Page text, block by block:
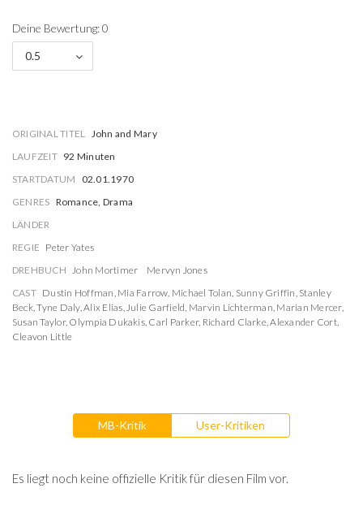
Deine Bewertung: 0
0.5
ORIGINAL TITEL John and Mary
LAUFZEIT 92 Minuten
STARTDATUM
02.01.1970
GENRES Romance, Drama
LÄNDER
REGIE Peter Yates
DREHBUCH John Mortimer
Mervyn Jones
CAST Dustin Hoffman, Mia Farrow, Michael Tolan, Sunny Griffin, Stanley
Beck,Tyne Daly,Alix Elias,Julie Garfield, Marvin Lichterman, Marian Mercer,
Susan Taylor, Olympia Dukakis, Carl Parker, Richard Clarke,Alexander Cort,
Cleavon Little
MB-Kritik User-Kritiken
Es liegt noch keine offizielle Kritik für diesen Film vor.